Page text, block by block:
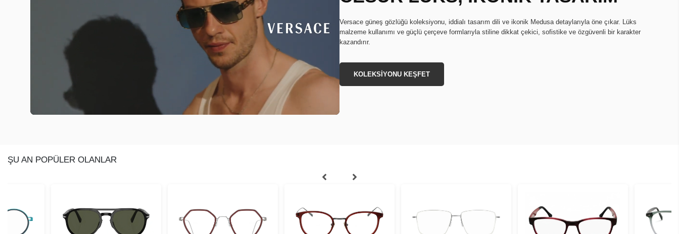
Versace güneş gözlüğü koleksiyonu, iddialı tasarım dili ve ikonik Medusa detaylarıyla öne çıkar. Lüks
malzeme kullanımı ve güçlü çerçeve formlarıyla stiline dikkat çekici, sofistike ve özgüvenli bir karakter
kazandırır.
KOLEKSİYONU KEŞFET
ŞU AN POPÜLER OLANLAR